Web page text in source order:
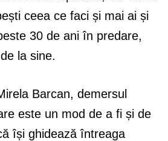
ceea ce faci și mai ai și
30 de ani în predare,
la sine.
Barcan, demersul
este un mod de a fi și de
își ghidează întreaga